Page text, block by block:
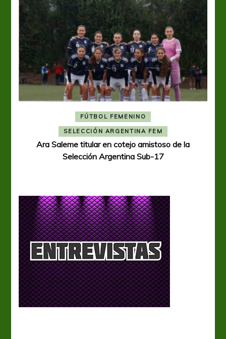
FÚTBOL FEMENINO
SELECCIÓN ARGENTINA FEM
Ara Saleme titular en cotejo amistoso de la
Selección Argentina Sub-17